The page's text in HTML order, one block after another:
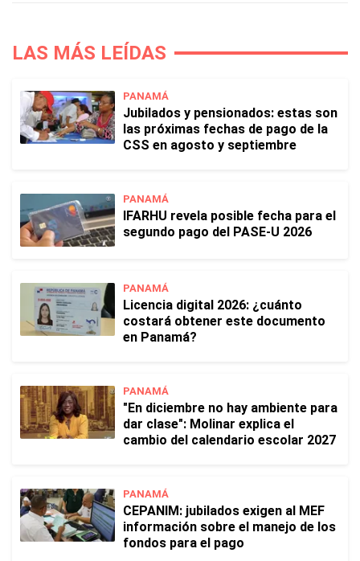
LAS MÁS LEÍDAS
PANAMÁ
Jubilados y pensionados: estas son
las próximas fechas de pago de la
CSS en agosto y septiembre
PANAMÁ
IFARHU revela posible fecha para el
segundo pago del PASE-U 2026
PANAMÁ
Licencia digital 2026: ¿cuánto
costará obtener este documento
en Panamá?
PANAMÁ
"En diciembre no hay ambiente para
dar clase": Molinar explica el
cambio del calendario escolar 2027
PANAMÁ
CEPANIM: jubilados exigen al MEF
información sobre el manejo de los
fondos para el pago